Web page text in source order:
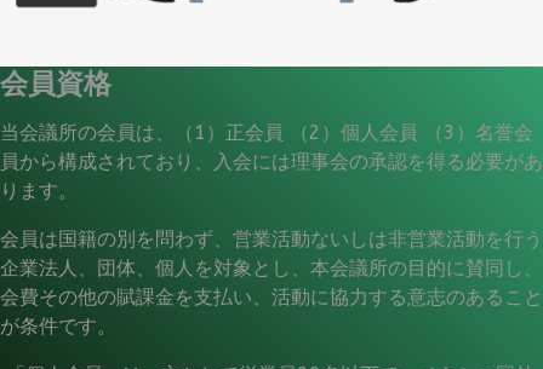
会員資格
当会議所の会員は、（1）正会員 （2）個人会員 （3）名誉会
員から構成されており、入会には理事会の承認を得る必要があ
ります。
会員は国籍の別を問わず、営業活動ないしは非営業活動を行う
企業法人、団体、個人を対象とし、本会議所の目的に賛同し、
会費その他の賦課金を支払い、活動に協力する意志のあること
が条件です。